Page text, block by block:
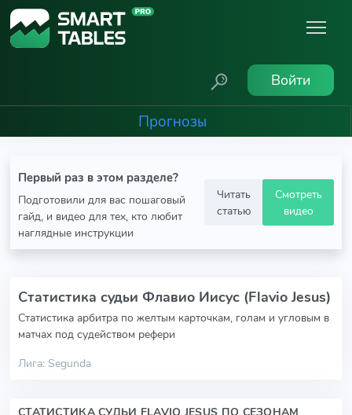
Войти
Прогнозы
Первый раз в этом разделе?
Подготовили для вас пошаговый
гайд, и видео для тех, кто любит
наглядные инструкции
Читать
статью
Смотреть
видео
Статистика судьи Флавио Иисус (Flavio Jesus)
Статистика арбитра по желтым карточкам, голам и угловым в
матчах под судейством рефери
Лига: Segunda
СТАТИСТИКА СУДЬИ FLAVIO JESUS ПО СЕЗОНАМ